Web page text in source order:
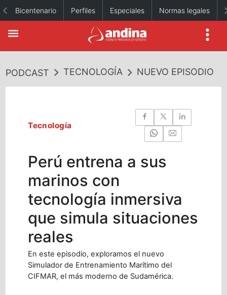
Bicentenario Perfiles Especiales Normas legales
PODCAST TECNOLOGÍA NUEVO EPISODIO
Tecnología
Perú entrena a sus
marinos con
tecnología inmersiva
que simula situaciones
reales
En este episodio, exploramos el nuevo
Simulador de Entrenamiento Marítimo del
CIFMAR, el más moderno de Sudamérica.